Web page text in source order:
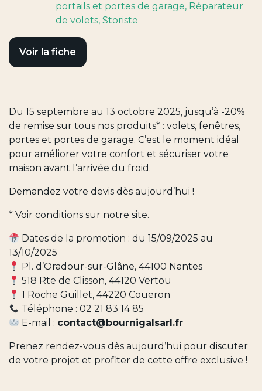
portails et portes de garage, Réparateur
de volets, Storiste
Voir la fiche
Du 15 septembre au 13 octobre 2025, jusqu’à -20%
de remise sur tous nos produits* : volets, fenêtres,
portes et portes de garage. C’est le moment idéal
pour améliorer votre confort et sécuriser votre
maison avant l’arrivée du froid.
Demandez votre devis dès aujourd’hui !
* Voir conditions sur notre site.
Dates de la promotion : du 15/09/2025 au
13/10/2025
Pl. d’Oradour-sur-Glâne, 44100 Nantes
518 Rte de Clisson, 44120 Vertou
1 Roche Guillet, 44220 Couëron
Téléphone : 02 21 83 14 85
E-mail : contact@bournigalsarl.fr
Prenez rendez-vous dès aujourd’hui pour discuter
de votre projet et profiter de cette offre exclusive !